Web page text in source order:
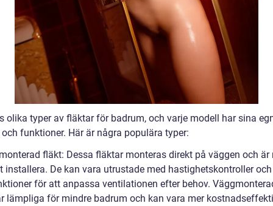
olika typer av fläktar för badrum, och varje modell har sina
funktioner. Här är några populära typer:
fläkt: Dessa fläktar monteras direkt på väggen och är
installera. De kan vara utrustade med hastighetskontroller och
för att anpassa ventilationen efter behov.
lämpliga för mindre badrum och kan vara mer